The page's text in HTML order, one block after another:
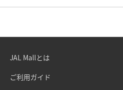
JAL Mallとは
ご利用ガイド